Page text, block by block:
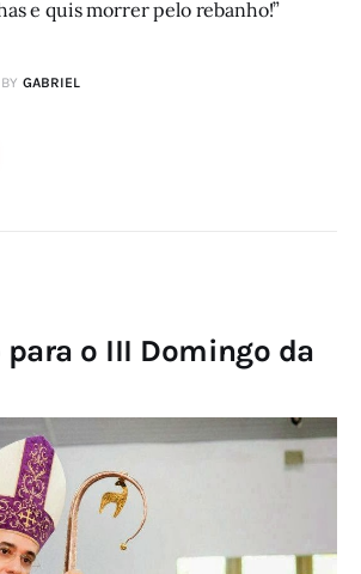
e quis morrer pelo rebanho!”
BY GABRIEL
o III Domingo da